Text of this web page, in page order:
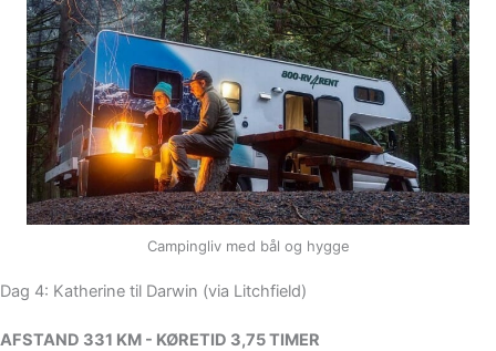
Campingliv med bål og hygge
Dag 4: Katherine til Darwin (via Litchfield)
AFSTAND 331 KM - KØRETID 3,75 TIMER